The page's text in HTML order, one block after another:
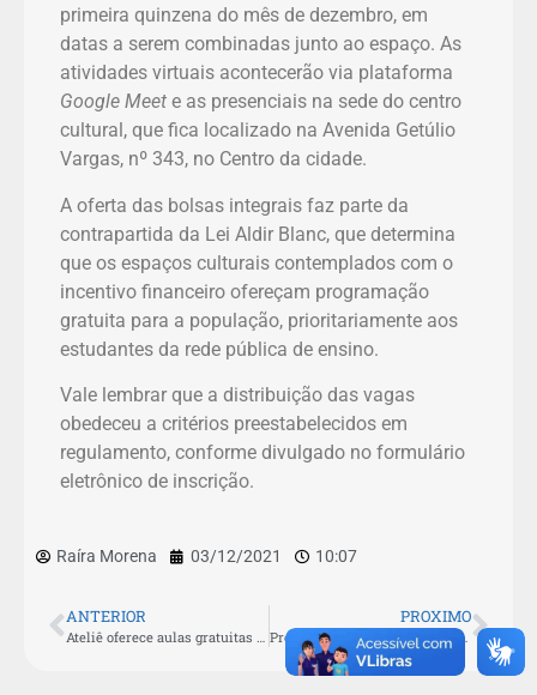
primeira quinzena do mês de dezembro, em
datas a serem combinadas junto ao espaço. As
atividades virtuais acontecerão via plataforma
Google Meet e as presenciais na sede do centro
cultural, que fica localizado na Avenida Getúlio
Vargas, nº 343, no Centro da cidade.
A oferta das bolsas integrais faz parte da
contrapartida da Lei Aldir Blanc, que determina
que os espaços culturais contemplados com o
incentivo financeiro ofereçam programação
gratuita para a população, prioritariamente aos
estudantes da rede pública de ensino.
Vale lembrar que a distribuição das vagas
obedeceu a critérios preestabelecidos em
regulamento, conforme divulgado no formulário
eletrônico de inscrição.
Raíra Morena 03/12/2021 10:07
ANTERIOR
Ateliê oferece aulas gratuitas de pintura acrílica em São Pedro da Aldeia
PROXIMO
Prefeito Fábio do Pastel acompanha montagem da Casa do Papai Noel em São Pedro da Aldeia